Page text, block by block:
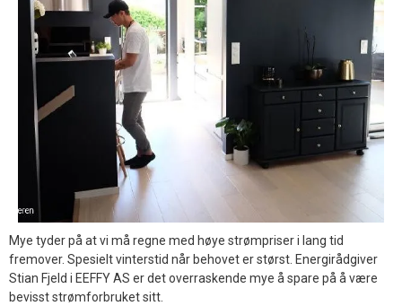
Mye tyder på at vi må regne med høye strømpriser i lang tid
fremover. Spesielt vinterstid når behovet er størst. Energirådgiver
Stian Fjeld i EEFFY AS er det overraskende mye å spare på å være
bevisst strømforbruket sitt.